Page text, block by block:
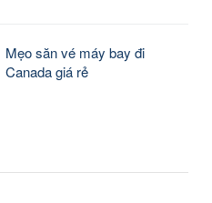
Mẹo săn vé máy bay đi
Canada giá rẻ